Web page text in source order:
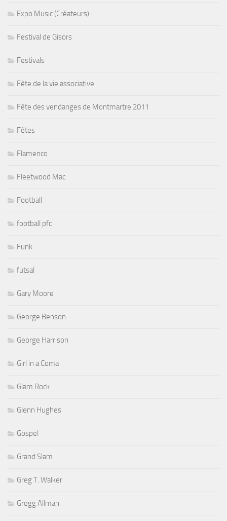
Expo Music (Créateurs)
Festival de Gisors
Festivals
Fête de la vie associative
Fête des vendanges de Montmartre 2011
Fêtes
Flamenco
Fleetwood Mac
Football
football pfc
Funk
futsal
Gary Moore
George Benson
George Harrison
Girl in a Coma
Glam Rock
Glenn Hughes
Gospel
Grand Slam
Greg T. Walker
Gregg Allman